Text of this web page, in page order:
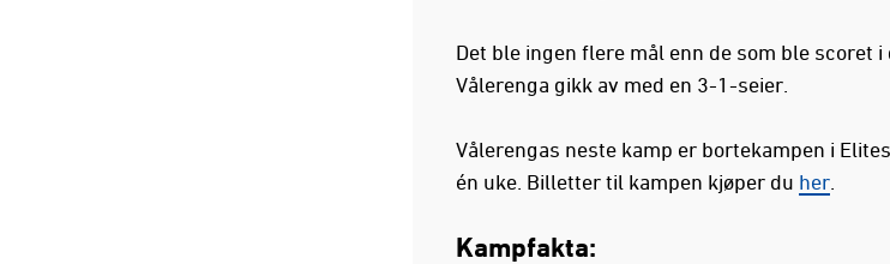
Det ble ingen flere mål enn de som ble scoret
Vålerenga gikk av med en 3-1-seier.
Vålerengas neste kamp er bortekampen i
én uke. Billetter til kampen kjøper du her.
Kampfakta: